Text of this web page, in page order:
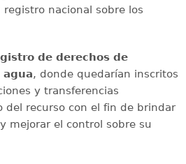
nacional sobre los
de derechos de
agua, donde quedarían inscritos
y transferencias
del recurso con el fin de brindar
mejorar el control sobre su